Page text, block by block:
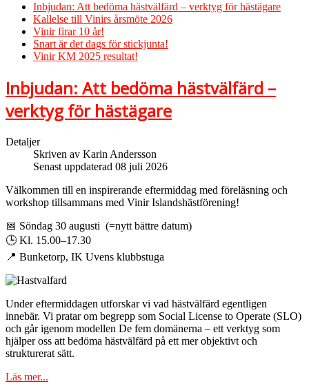
Inbjudan: Att bedöma hästvälfärd – verktyg för hästägare
Kallelse till Vinirs årsmöte 2026
Vinir firar 10 år!
Snart är det dags för stickjunta!
Vinir KM 2025 resultat!
Inbjudan: Att bedöma hästvälfärd –
verktyg för hästägare
Detaljer
Skriven av Karin Andersson
Senast uppdaterad 08 juli 2026
Välkommen till en inspirerande eftermiddag med föreläsning och
workshop tillsammans med Vinir Islandshästförening!
📅 Söndag 30 augusti (=nytt bättre datum)
🕒 Kl. 15.00–17.30
📍 Bunketorp, IK Uvens klubbstuga
Under eftermiddagen utforskar vi vad hästvälfärd egentligen
innebär. Vi pratar om begrepp som Social License to Operate (SLO)
och går igenom modellen De fem domänerna – ett verktyg som
hjälper oss att bedöma hästvälfärd på ett mer objektivt och
strukturerat sätt.
Läs mer...